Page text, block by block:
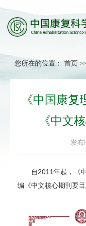
您所在的位置： 首页 >>
《中国康
《中文
发布
自2011年起，《中
编《中文核心期刊要目